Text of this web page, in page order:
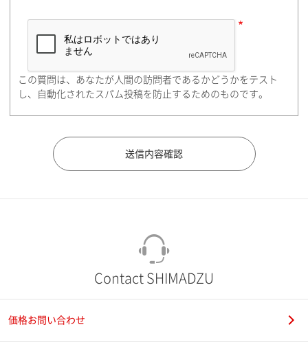
住所検索
都道府県（勤務先）
この質問は、あなたが人間の訪問者であるかどうかをテスト
し、自動化されたスパム投稿を防止するためのものです。
Contact SHIMADZU
価格お問い合わせ